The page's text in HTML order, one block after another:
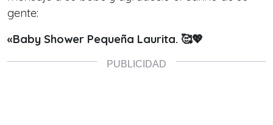
gente:
«Baby Shower Pequeña Laurita. 🥰💖